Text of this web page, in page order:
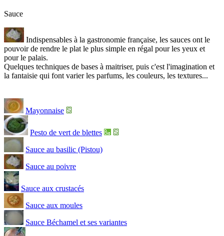
Sauce
Indispensables à la gastronomie française, les sauces ont le
pouvoir de rendre le plat le plus simple en régal pour les yeux et
pour le palais.
Quelques techniques de bases à maitriser, puis c'est l'imagination et
la fantaisie qui font varier les parfums, les couleurs, les textures...
Mayonnaise
Pesto de vert de blettes
Sauce au basilic (Pistou)
Sauce au poivre
Sauce aux crustacés
Sauce aux moules
Sauce Béchamel et ses variantes